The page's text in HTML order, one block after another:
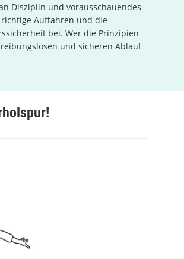
Disziplin und vorausschauendes
Auffahren und die
bei. Wer die Prinzipien
und sicheren Ablauf